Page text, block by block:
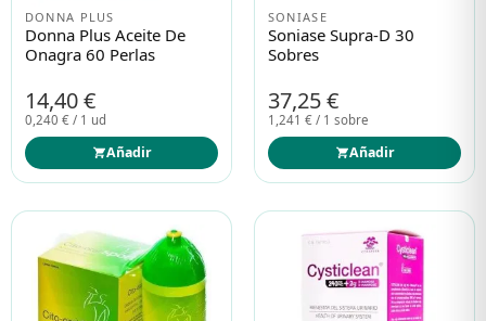
DONNA PLUS
Donna Plus Aceite De
Onagra 60 Perlas
14,40 €
0,240 € / 1 ud
Añadir
SONIASE
Soniase Supra-D 30
Sobres
37,25 €
1,241 € / 1 sobre
Añadir